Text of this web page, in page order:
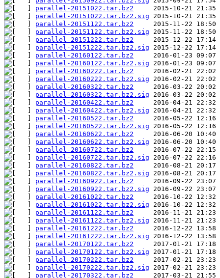
parallel-20151022.tar.bz2
parallel-20151022.tar.bz2.sig
parallel-20151122.tar.bz2
parallel-20151122.tar.bz2.sig
parallel-20151222.tar.bz2
parallel-20151222.tar.bz2.sig
parallel-20160122.tar.bz2
parallel-20160122.tar.bz2.sig
parallel-20160222.tar.bz2
parallel-20160222.tar.bz2.sig
parallel-20160322.tar.bz2
parallel-20160322.tar.bz2.sig
parallel-20160422.tar.bz2
parallel-20160422.tar.bz2.sig
parallel-20160522.tar.bz2
parallel-20160522.tar.bz2.sig
parallel-20160622.tar.bz2
parallel-20160622.tar.bz2.sig
parallel-20160722.tar.bz2
parallel-20160722.tar.bz2.sig
parallel-20160822.tar.bz2
parallel-20160822.tar.bz2.sig
parallel-20160922.tar.bz2
parallel-20160922.tar.bz2.sig
parallel-20161022.tar.bz2
parallel-20161022.tar.bz2.sig
parallel-20161122.tar.bz2
parallel-20161122.tar.bz2.sig
parallel-20161222.tar.bz2
parallel-20161222.tar.bz2.sig
parallel-20170122.tar.bz2
parallel-20170122.tar.bz2.sig
parallel-20170222.tar.bz2
parallel-20170222.tar.bz2.sig
parallel-20170322.tar.bz2